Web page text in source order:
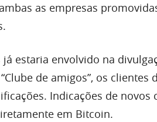
as empresas
estaria envolvido na
de amigos”, os clientes
Indicações de novos
em Bitcoin.